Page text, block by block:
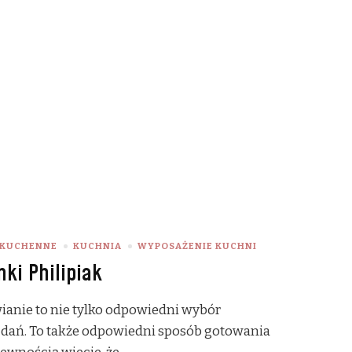
KUCHNIA WYPOSAŻENIE KUCHNI
Philipiak
to nie tylko odpowiedni wybór
To także odpowiedni sposób gotowania